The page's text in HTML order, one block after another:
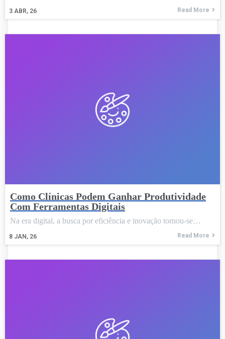
3 ABR, 26 Read More
Como Clínicas Podem Ganhar Produtividade
Com Ferramentas Digitais
8 JAN, 26
Na era digital, a busca por eficiência e inovação tornou-se…
Read More